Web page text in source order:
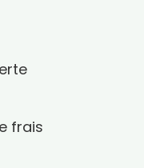
frais